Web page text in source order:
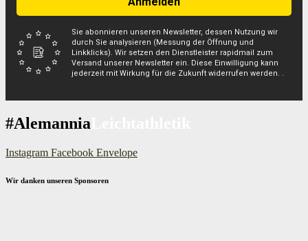
Sie abonnieren unseren Newsletter, dessen Nutzung wir
durch Sie analysieren (Messung der Öffnung und
Linkklicks). Wir setzen den Dienstleister rapidmail zum
Versand unserer Newsletter ein. Diese Einwilligung kann
jederzeit mit Wirkung für die Zukunft widerrufen werden. .
#Alemannia
Instagram Facebook Envelope
Wir danken unseren Sponsoren